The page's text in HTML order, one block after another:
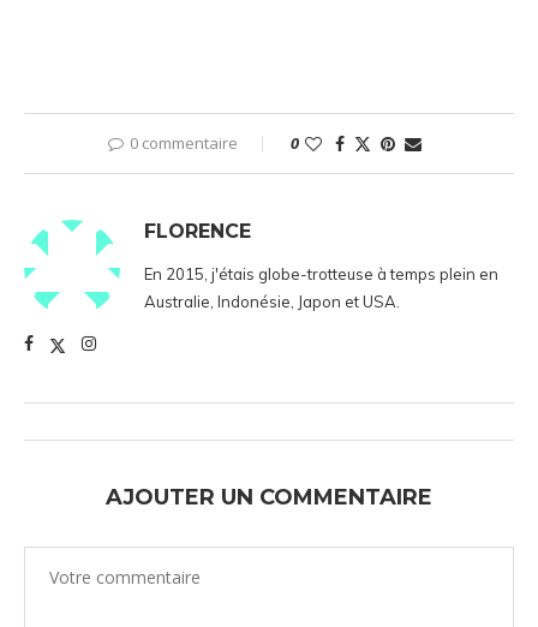
0 commentaire 0
FLORENCE
En 2015, j'étais globe-trotteuse à temps plein en
Australie, Indonésie, Japon et USA.
AJOUTER UN COMMENTAIRE